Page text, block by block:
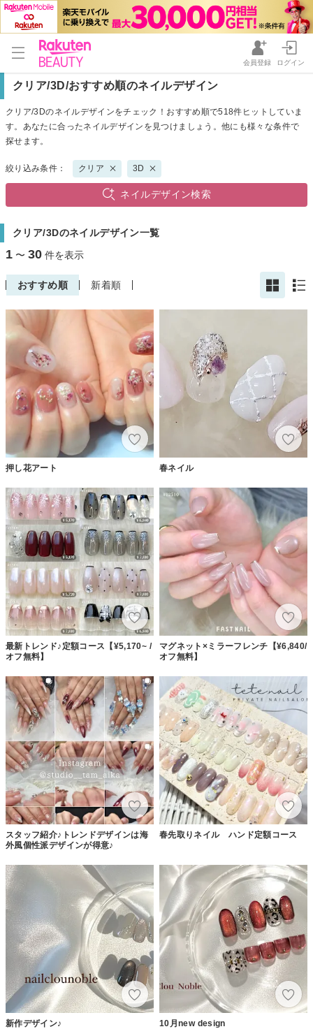
会員登録 ログイン
クリア/3D/おすすめ順のネイルデザイン
クリア/3Dのネイルデザインをチェック！おすすめ順で518件ヒットしていま
す。あなたに合ったネイルデザインを見つけましょう。他にも様々な条件で
探せます。
絞り込み条件： クリア 3D
ネイルデザイン検索
クリア/3Dのネイルデザイン一覧
1 〜 30 件を表示
おすすめ順 新着順
押し花アート 春ネイル
最新トレンド♪定額コース【¥5,170~ /
オフ無料】
マグネット×ミラーフレンチ【¥6,840/
オフ無料】
スタッフ紹介♪トレンドデザインは海
外風個性派デザインが得意♪
春先取りネイル ハンド定額コース
新作デザイン♪ 10月new design